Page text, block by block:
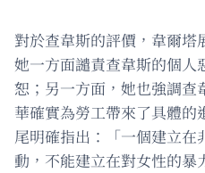
對於查韋斯的評價，韋爾塔
她一方面譴責查韋斯的個人
恕；另一方面，她也強調查
華確實為勞工帶來了具體的
尾明確指出：「一個建立在
動，不能建立在對女性的暴